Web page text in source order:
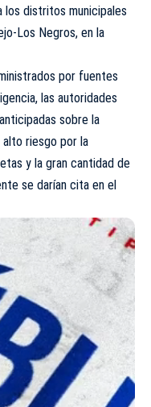
los distritos municipales
Los Negros, en la
por fuentes
las autoridades
sobre la
riesgo por la
y la gran cantidad de
se darían cita en el